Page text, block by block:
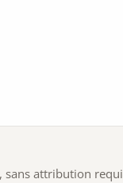
attribution